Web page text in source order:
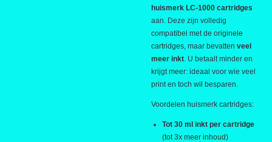
huismerk LC-1000 cartridges
aan. Deze zijn volledig
compatibel met de originele
cartridges, maar bevatten veel
meer inkt . U betaalt minder en
krijgt meer: ideaal voor wie veel
print en toch wil besparen.
Voordelen huismerk cartridges:
Tot 30 ml inkt per cartridge
(tot 3x meer inhoud)